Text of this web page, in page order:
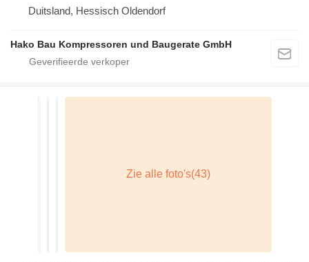
Duitsland, Hessisch Oldendorf
Hako Bau Kompressoren und Baugerate GmbH